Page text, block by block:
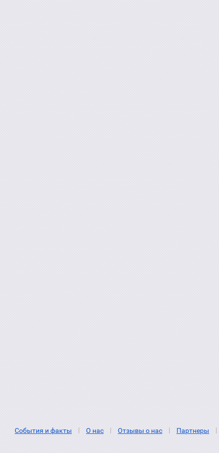
События и факты О нас Отзывы о нас Партнеры